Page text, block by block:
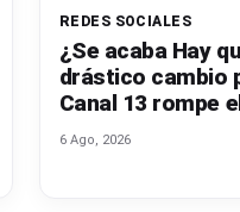
REDES SOCIALES
¿Se acaba Hay
drástico cambio
Canal 13 rompe
6 Ago, 2026